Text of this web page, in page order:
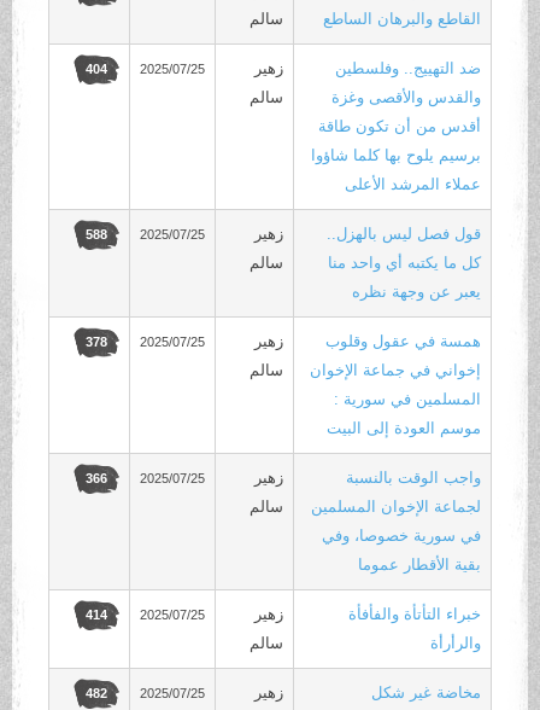
القاطع والبرهان الساطع
سالم
ضد التهييج.. وفلسطين
والقدس والأقصى وغزة
أقدس من أن تكون طاقة
برسيم يلوح بها كلما شاؤوا
عملاء المرشد الأعلى
زهير
سالم
2025/07/25
404
قول فصل ليس بالهزل..
كل ما يكتبه أي واحد منا
يعبر عن وجهة نظره
زهير
سالم
2025/07/25
588
همسة في عقول وقلوب
إخواني في جماعة الإخوان
المسلمين في سورية :
موسم العودة إلى البيت
زهير
سالم
2025/07/25
378
واجب الوقت بالنسبة
لجماعة الإخوان المسلمين
في سورية خصوصا، وفي
بقية الأقطار عموما
زهير
سالم
2025/07/25
366
خبراء التأتأة والفأفأة
والرأرأة
زهير
سالم
2025/07/25
414
مخاضة غير شكل زهير 2025/07/25
482